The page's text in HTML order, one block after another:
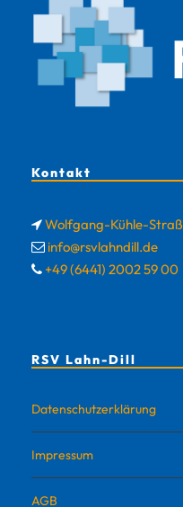
Kontakt
Wolfgang-Kühle-
info@rsvlahndill.de
+49 (6441) 2002 59 00
RSV Lahn-Dill
Datenschutzerklärung
Impressum
AGB